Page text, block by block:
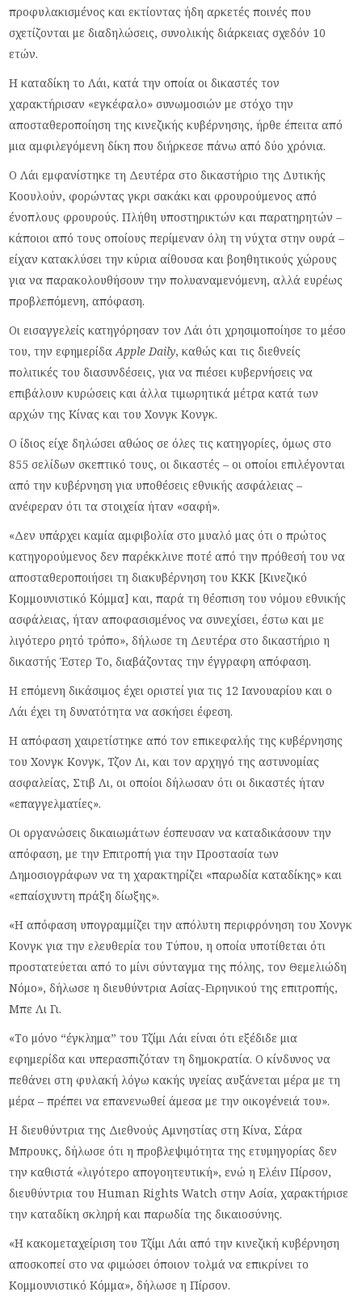
προφυλακισμένος και εκτίοντας ήδη αρκετές ποινές που
σχετίζονται με διαδηλώσεις, συνολικής διάρκειας σχεδόν 10
ετών.
Η καταδίκη το Λάι, κατά την οποία οι δικαστές τον
χαρακτήρισαν «εγκέφαλο» συνωμοσιών με στόχο την
αποσταθεροποίηση της κινεζικής κυβέρνησης, ήρθε έπειτα από
μια αμφιλεγόμενη δίκη που διήρκεσε πάνω από δύο χρόνια.
Ο Λάι εμφανίστηκε τη Δευτέρα στο δικαστήριο της Δυτικής
Κοουλούν, φορώντας γκρι σακάκι και φρουρούμενος από
ένοπλους φρουρούς. Πλήθη υποστηρικτών και παρατηρητών –
κάποιοι από τους οποίους περίμεναν όλη τη νύχτα στην ουρά –
είχαν κατακλύσει την κύρια αίθουσα και βοηθητικούς χώρους
για να παρακολουθήσουν την πολυαναμενόμενη, αλλά ευρέως
προβλεπόμενη, απόφαση.
Οι εισαγγελείς κατηγόρησαν τον Λάι ότι χρησιμοποίησε το μέσο
του, την εφημερίδαApple Daily, καθώς και τις διεθνείς
πολιτικές του διασυνδέσεις, για να πιέσει κυβερνήσεις να
επιβάλουν κυρώσεις και άλλα τιμωρητικά μέτρα κατά των
αρχών της Κίνας και του Χονγκ Κονγκ.
Ο ίδιος είχε δηλώσει αθώος σε όλες τις κατηγορίες, όμως στο
855 σελίδων σκεπτικό τους, οι δικαστές – οι οποίοι επιλέγονται
από την κυβέρνηση για υποθέσεις εθνικής ασφάλειας –
ανέφεραν ότι τα στοιχεία ήταν «σαφή».
«Δεν υπάρχει καμία αμφιβολία στο μυαλό μας ότι ο πρώτος
κατηγορούμενος δεν παρέκκλινε ποτέ από την πρόθεσή του να
αποσταθεροποιήσει τη διακυβέρνηση του ΚΚΚ [Κινεζικό
Κομμουνιστικό Κόμμα] και, παρά τη θέσπιση του νόμου εθνικής
ασφάλειας, ήταν αποφασισμένος να συνεχίσει, έστω και με
λιγότερο ρητό τρόπο», δήλωσε τη Δευτέρα στο δικαστήριο η
δικαστής Έστερ Το, διαβάζοντας την έγγραφη απόφαση.
Η επόμενη δικάσιμος έχει οριστεί για τις 12 Ιανουαρίου και ο
Λάι έχει τη δυνατότητα να ασκήσει έφεση.
Η απόφαση χαιρετίστηκε από τον επικεφαλής της κυβέρνησης
του Χονγκ Κονγκ, Τζον Λι, και τον αρχηγό της αστυνομίας
ασφαλείας, Στιβ Λι, οι οποίοι δήλωσαν ότι οι δικαστές ήταν
«επαγγελματίες».
Οι οργανώσεις δικαιωμάτων έσπευσαν να καταδικάσουν την
απόφαση, με την Επιτροπή για την Προστασία των
Δημοσιογράφων να τη χαρακτηρίζει «παρωδία καταδίκης» και
«επαίσχυντη πράξη δίωξης».
«Η απόφαση υπογραμμίζει την απόλυτη περιφρόνηση του Χονγκ
Κονγκ για την ελευθερία του Τύπου, η οποία υποτίθεται ότι
προστατεύεται από το μίνι σύνταγμα της πόλης, τον Θεμελιώδη
Νόμο», δήλωσε η διευθύντρια Ασίας-Ειρηνικού της επιτροπής,
Μπε Λι Γι.
«Το μόνο “έγκλημα” του Τζίμι Λάι είναι ότι εξέδιδε μια
εφημερίδα και υπερασπιζόταν τη δημοκρατία. Ο κίνδυνος να
πεθάνει στη φυλακή λόγω κακής υγείας αυξάνεται μέρα με τη
μέρα – πρέπει να επανενωθεί άμεσα με την οικογένειά του».
Η διευθύντρια της Διεθνούς Αμνηστίας στη Κίνα, Σάρα
Μπρουκς, δήλωσε ότι η προβλεψιμότητα της ετυμηγορίας δεν
την καθιστά «λιγότερο απογοητευτική», ενώ η Ελέιν Πίρσον,
διευθύντρια του Human Rights Watch στην Ασία, χαρακτήρισε
την καταδίκη σκληρή και παρωδία της δικαιοσύνης.
«Η κακομεταχείριση του Τζίμι Λάι από την κινεζική κυβέρνηση
αποσκοπεί στο να φιμώσει όποιον τολμά να επικρίνει το
Κομμουνιστικό Κόμμα», δήλωσε η Πίρσον.